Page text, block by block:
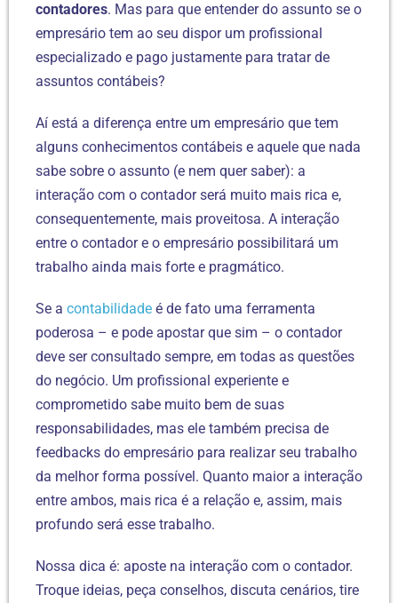
contadores. Mas para que entender do assunto se o
empresário tem ao seu dispor um profissional
especializado e pago justamente para tratar de
assuntos contábeis?
Aí está a diferença entre um empresário que tem
alguns conhecimentos contábeis e aquele que nada
sabe sobre o assunto (e nem quer saber): a
interação com o contador será muito mais rica e,
consequentemente, mais proveitosa. A interação
entre o contador e o empresário possibilitará um
trabalho ainda mais forte e pragmático.
Se a contabilidade é de fato uma ferramenta
poderosa – e pode apostar que sim – o contador
deve ser consultado sempre, em todas as questões
do negócio. Um profissional experiente e
comprometido sabe muito bem de suas
responsabilidades, mas ele também precisa de
feedbacks do empresário para realizar seu trabalho
da melhor forma possível. Quanto maior a interação
entre ambos, mais rica é a relação e, assim, mais
profundo será esse trabalho.
Nossa dica é: aposte na interação com o contador.
Troque ideias, peça conselhos, discuta cenários, tire